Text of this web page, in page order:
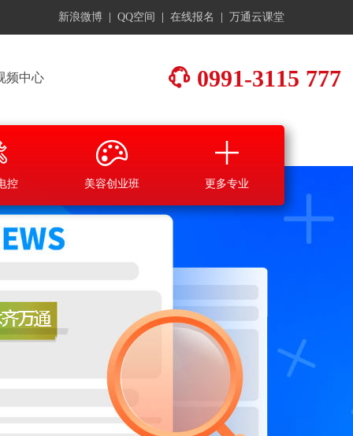
新浪微博 QQ空间 在线报名 万通云课堂
频中心 0991-3115 777
控 美容创业班 更多专业